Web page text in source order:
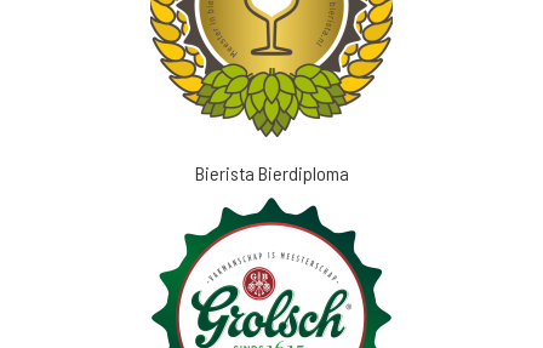
Bierista Bierdiploma